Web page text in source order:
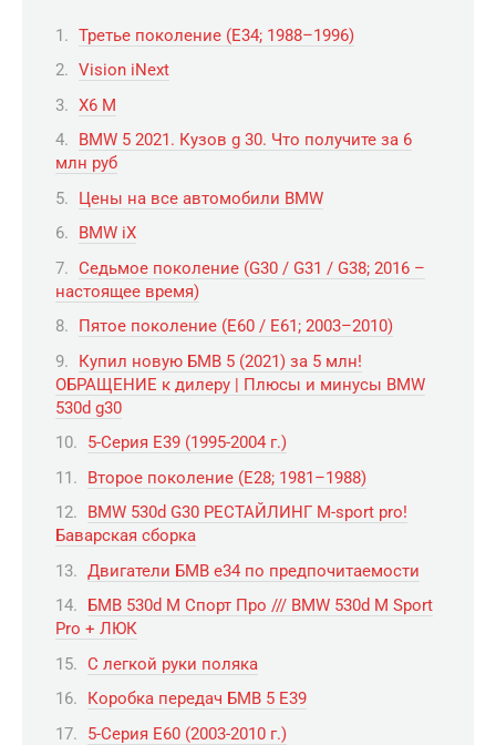
Третье поколение (E34; 1988–1996)
Vision iNext
X6 М
BMW 5 2021. Кузов g 30. Что получите за 6
млн руб
Цены на все автомобили BMW
BMW iX
Седьмое поколение (G30 / G31 / G38; 2016 –
настоящее время)
Пятое поколение (E60 / E61; 2003–2010)
Купил новую БМВ 5 (2021) за 5 млн!
ОБРАЩЕНИЕ к дилеру | Плюсы и минусы BMW
530d g30
5-Серия E39 (1995-2004 г.)
Второе поколение (E28; 1981–1988)
BMW 530d G30 РЕСТАЙЛИНГ M-sport pro!
Баварская сборка
Двигатели БМВ е34 по предпочитаемости
БМВ 530d М Спорт Про /// BMW 530d M Sport
Pro + ЛЮК
С легкой руки поляка
Коробка передач БМВ 5 Е39
5-Серия E60 (2003-2010 г.)